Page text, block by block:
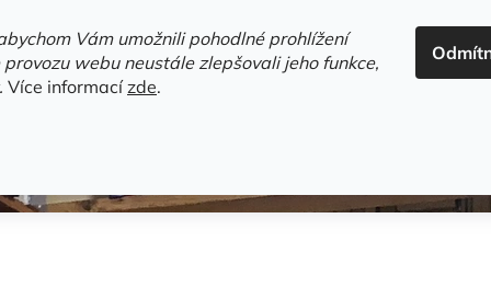
Vám umožnili pohodlné prohlížení
webu neustále zlepšovali jeho funkce,
Více informacízde.
HLEDAT